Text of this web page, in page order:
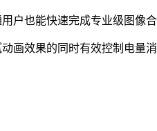
户也能快速完成专业级图像
画效果的同时有效控制电量